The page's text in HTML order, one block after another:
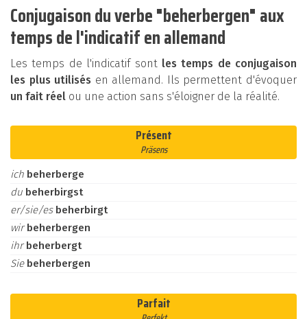
Conjugaison du verbe "beherbergen" aux
temps de l'indicatif en allemand
Les temps de l'indicatif sont les temps de conjugaison
les plus utilisés en allemand. Ils permettent d'évoquer
un fait réel ou une action sans s'éloigner de la réalité.
Présent
Präsens
ich beherberge
du beherbirgst
er/sie/es beherbirgt
wirbeherbergen
ihrbeherbergt
Sie beherbergen
Parfait